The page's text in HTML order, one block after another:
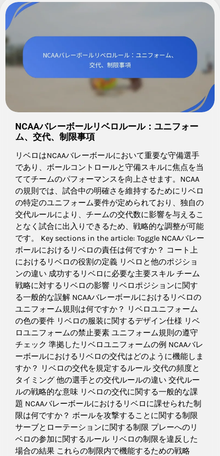
NCAAバレーボールリベロルール：ユニフォー
ム、交代、制限事項
リベロはNCAAバレーボールにおいて重要な守備選手
であり、ボールコントロールと守備スキルに焦点を当
ててチームのパフォーマンスを向上させます。NCAA
の規則では、試合中の明確さを維持するためにリベロ
の特定のユニフォーム要件が定められており、独自の
交代ルールにより、チームの交代数に影響を与えるこ
となく試合に出入りできるため、戦略的な調整が可能
です。 Key sections in the article: Toggle NCAAバレー
ボールにおけるリベロの責任は何ですか？ コート上
におけるリベロの役割の定義 リベロと他のポジショ
ンの違い 成功するリベロに必要な主要スキル チーム
戦略に対するリベロの影響 リベロポジションに関す
る一般的な誤解 NCAAバレーボールにおけるリベロの
ユニフォーム規則は何ですか？ リベロユニフォーム
の色の要件 リベロの服装に関するデザイン仕様 リベ
ロユニフォームの禁止要素 ユニフォーム規則の遵守
チェック 準拠したリベロユニフォームの例 NCAAバレ
ーボールにおけるリベロの交代はどのように機能しま
すか？ リベロの交代を規定するルール 交代の頻度と
タイミング 他の選手との交代ルールの違い 交代ルー
ルの戦略的な意味 リベロの交代に関する一般的な課
題 NCAAバレーボールにおけるリベロに課せられた制
限は何ですか？ ボールを攻撃することに関する制限
サーブとローテーションに関する制限 プレーへのリ
ベロの参加に関するルール リベロの制限を違反した
場合の結果 これらの制限内で機能するための戦略